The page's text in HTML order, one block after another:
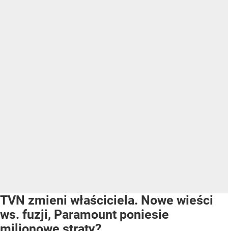
TVN zmieni właściciela. Nowe wieści
ws. fuzji, Paramount poniesie